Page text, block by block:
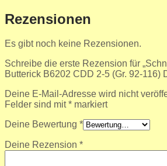
Rezensionen
Es gibt noch keine Rezensionen.
Schreibe die erste Rezension für
Butterick B6202 CDD 2-5 (Gr. 92-116)
Deine E-Mail-Adresse wird nicht
Felder sind mit* markiert
Deine Bewertung *
Deine Rezension *